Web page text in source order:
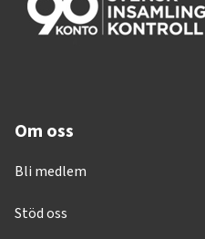
Om oss
Bli medlem
Stöd oss